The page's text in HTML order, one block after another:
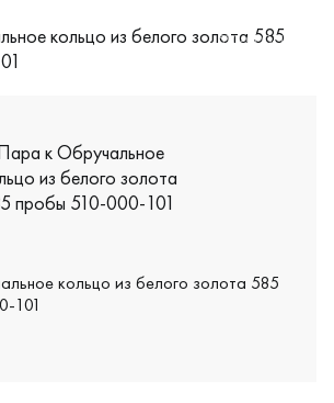
кольцо из белого золота 585
101
510-000-131